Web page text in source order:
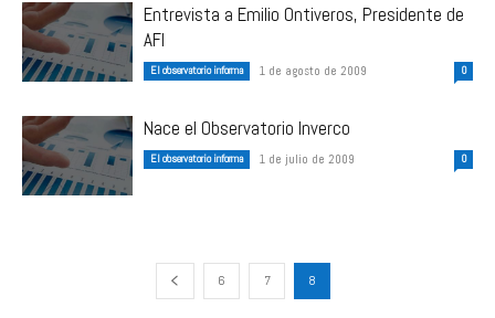
Entrevista a Emilio Ontiveros, Presidente de
AFI
El observatorio informa 1 de agosto de 2009 0
Nace el Observatorio Inverco
El observatorio informa 1 de julio de 2009 0
6 7 8